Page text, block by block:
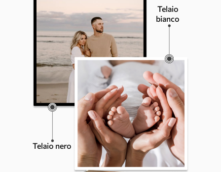
Telaio
bianco
Telaio nero